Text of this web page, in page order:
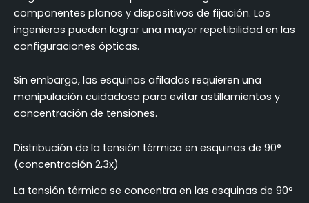
componentes planos y dispositivos de fijación. Los
ingenieros pueden lograr una mayor repetibilidad en las
configuraciones ópticas.
Sin embargo, las esquinas afiladas requieren una
manipulación cuidadosa para evitar astillamientos y
concentración de tensiones.
Distribución de la tensión térmica en esquinas de 90°
(concentración 2,3x)
La tensión térmica se concentra en las esquinas de 90°